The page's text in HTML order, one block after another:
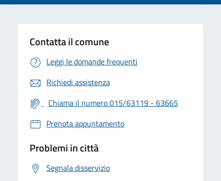
Contatta il comune
Leggi le domande frequenti
Richiedi assistenza
Chiama il numero 015/63119 - 63665
Prenota appuntamento
Problemi in città
Segnala disservizio